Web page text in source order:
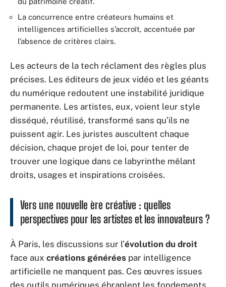
La concurrence entre créateurs humains et
intelligences artificielles s’accroît, accentuée par
l’absence de critères clairs.
Les acteurs de la tech réclament des règles plus
précises. Les éditeurs de jeux vidéo et les géants
du numérique redoutent une instabilité juridique
permanente. Les artistes, eux, voient leur style
disséqué, réutilisé, transformé sans qu’ils ne
puissent agir. Les juristes auscultent chaque
décision, chaque projet de loi, pour tenter de
trouver une logique dans ce labyrinthe mêlant
droits, usages et inspirations croisées.
Vers une nouvelle ère créative : quelles
perspectives pour les artistes et les innovateurs ?
À Paris, les discussions sur l’évolution du droit
face aux créations générées par intelligence
artificielle ne manquent pas. Ces œuvres issues
des outils numériques ébranlent les fondements